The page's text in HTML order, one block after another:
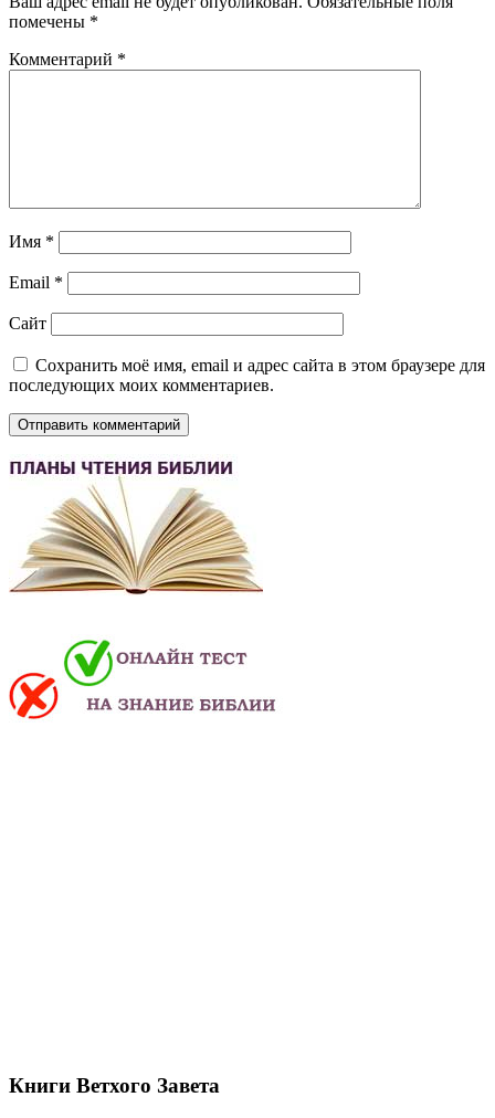
помечены *
Комментарий *
Имя *
Email *
Сайт
Сохранить моё имя, email и адрес сайта в этом браузере для
последующих моих комментариев.
Книги Ветхого Завета